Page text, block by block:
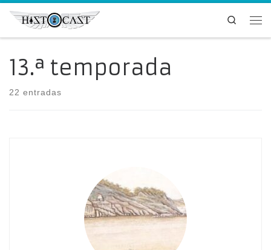
Saltar al contenido
Search
13.ª temporada
22 entradas